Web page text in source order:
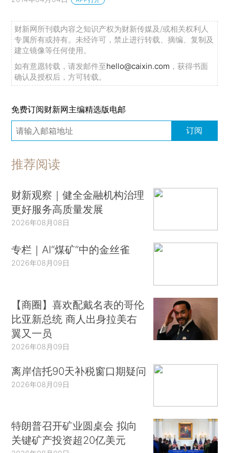
财新网所刊载内容之知识产权为财新传媒及/或相关权利人
专属所有或持有。未经许可，禁止进行转载、摘编、复制及
建立镜像等任何使用。
如有意愿转载，请发邮件至hello@caixin.com ，获得书面
确认及授权后，方可转载。
免费订阅财新网主编精选版电邮
订阅
推荐阅读
财新观察｜健全金融机构治理
更好服务高质量发展
2026年08月08日
专栏｜AI“煤矿”中的金丝雀
2026年08月09日
【商圈】喜欢配戴名表的哥伦
比亚新总统 商人出身拉美右
翼又一员
2026年08月09日
离岸信托90天补税窗口期疑问
2026年08月09日
特朗普召开矿业圆桌会 拟向
关键矿产投资超20亿美元